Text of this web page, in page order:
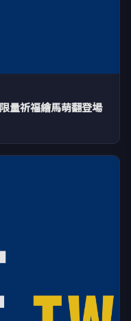
量祈福繪馬萌翻登場